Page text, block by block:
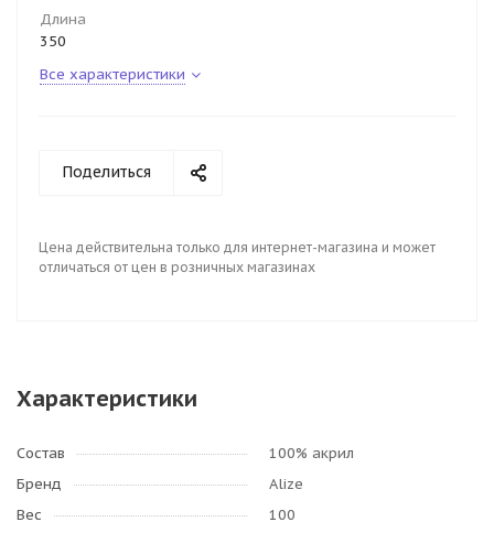
Длина
350
Все характеристики
Поделиться
Цена действительна только для интернет-магазина и может
отличаться от цен в розничных магазинах
Характеристики
Состав
100% акрил
Бренд
Alize
Вес
100